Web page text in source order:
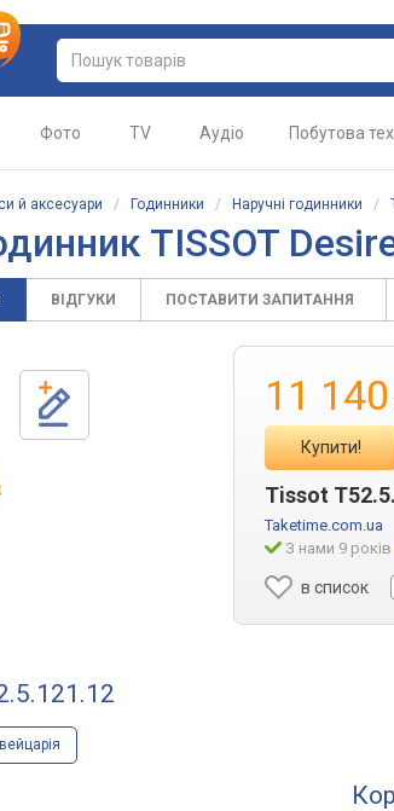
Фото TV Аудіо Побутова
й аксесуари / Годинники / Наручні годинники /
TISSOT
ВІДГУКИ ПОСТАВИТИ ЗАПИТАННЯ
11 140
Купити!
Tissot
Taketime.com.ua
З нами 9 років
в список